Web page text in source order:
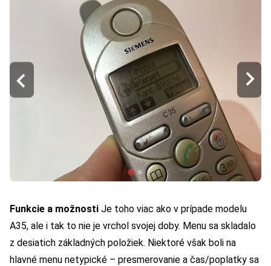
Funkcie a možnosti Je toho viac ako v prípade modelu
A35, ale i tak to nie je vrchol svojej doby. Menu sa skladalo
z desiatich základných položiek. Niektoré však boli na
hlavné menu netypické – presmerovanie a čas/poplatky sa